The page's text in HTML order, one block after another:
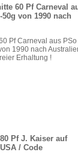
60 Pf Carneval
von 1990 nach
Pf Carneval aus PSo
1990 nach
Erhaltung !
Pf J. Kaiser auf
/ Code